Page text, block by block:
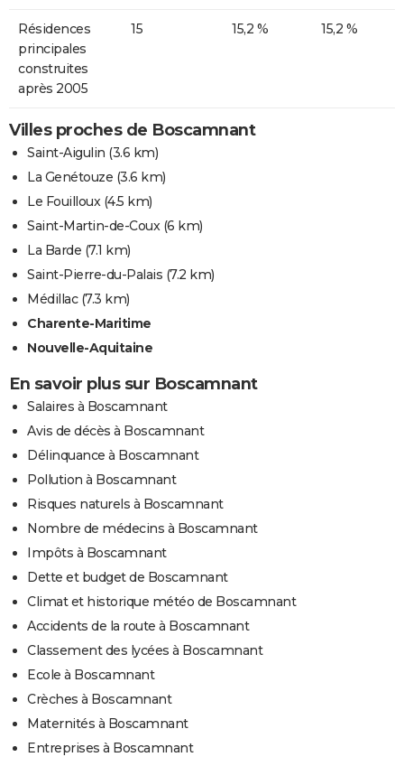
Résidences
principales
construites
après 2005
15 15,2 % 15,2 %
Villes proches de Boscamnant
Saint-Aigulin (3.6 km)
La Genétouze (3.6 km)
Le Fouilloux(4.5 km)
Saint-Martin-de-Coux(6 km)
La Barde (7.1 km)
Saint-Pierre-du-Palais (7.2 km)
Médillac(7.3 km)
Charente-Maritime
Nouvelle-Aquitaine
En savoir plus sur Boscamnant
Salaires à Boscamnant
Avis de décès à Boscamnant
Délinquance à Boscamnant
Pollution à Boscamnant
Risques naturels à Boscamnant
Nombre de médecins à Boscamnant
Impôts à Boscamnant
Dette et budget de Boscamnant
Climat et historique météo de Boscamnant
Accidents de la route à Boscamnant
Classement des lycées à Boscamnant
Ecole à Boscamnant
Crèches à Boscamnant
Maternités à Boscamnant
Entreprises à Boscamnant